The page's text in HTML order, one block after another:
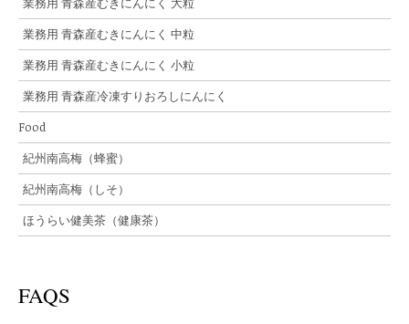
業務用 青森産むきにんにく 中粒
業務用 青森産むきにんにく 小粒
業務用 青森産冷凍すりおろしにんにく
Food
紀州南高梅（蜂蜜）
紀州南高梅（しそ）
ほうらい健美茶（健康茶）
FAQS